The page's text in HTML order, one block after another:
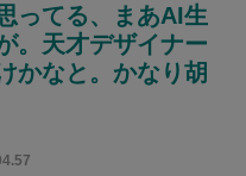
ってる、まあAI生
。天才デザイナー
かなと。かなり胡